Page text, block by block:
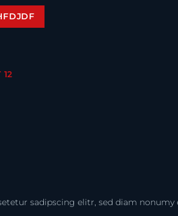
12
sadipscing elitr, sed diam